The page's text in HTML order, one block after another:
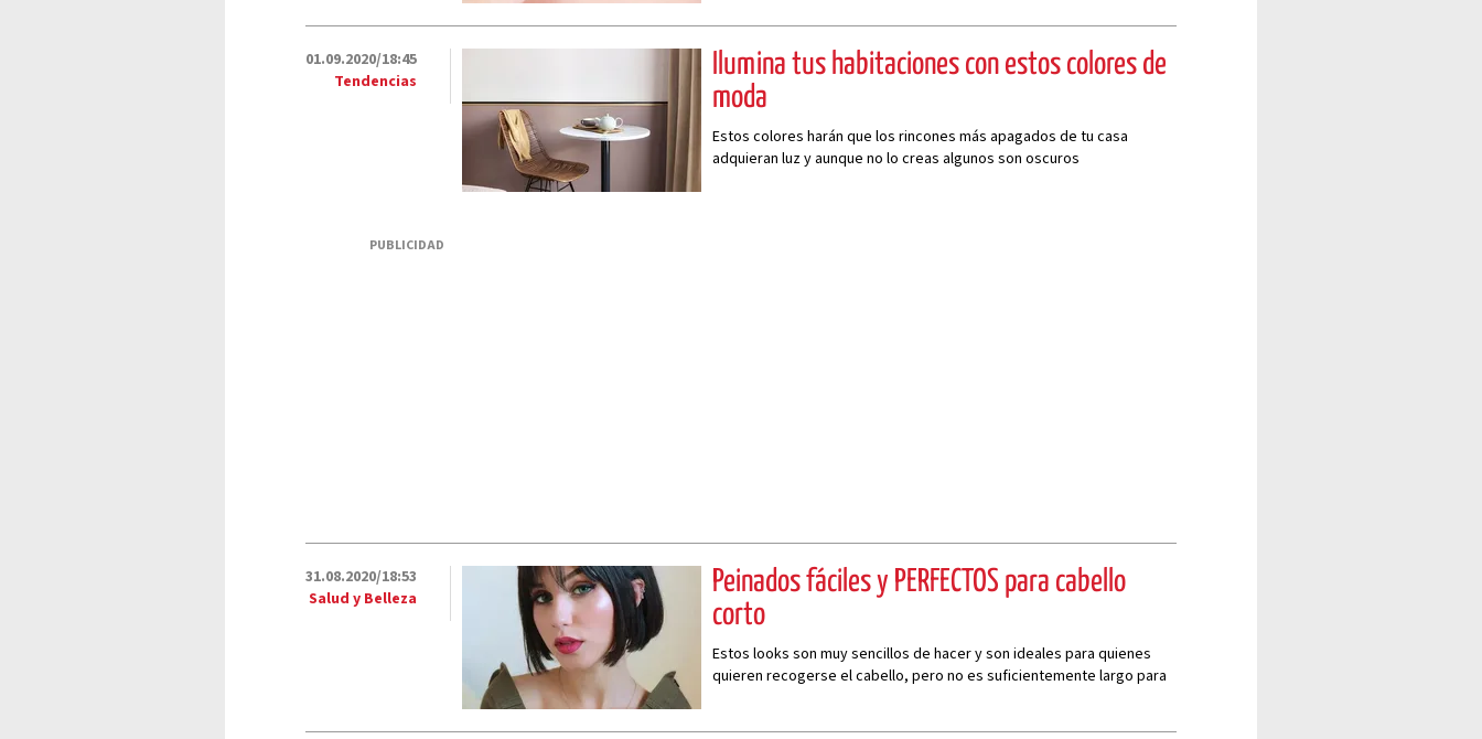
01.09.2020/18:45
Tendencias
Ilumina tus habitaciones con estos colores de
moda
Estos colores harán que los rincones más apagados de tu casa
adquieran luz y aunque no lo creas algunos son oscuros
PUBLICIDAD
31.08.2020/18:53
Salud y Belleza
Peinados fáciles y PERFECTOS para cabello
corto
Estos looks son muy sencillos de hacer y son ideales para quienes
quieren recogerse el cabello, pero no es suficientemente largo para